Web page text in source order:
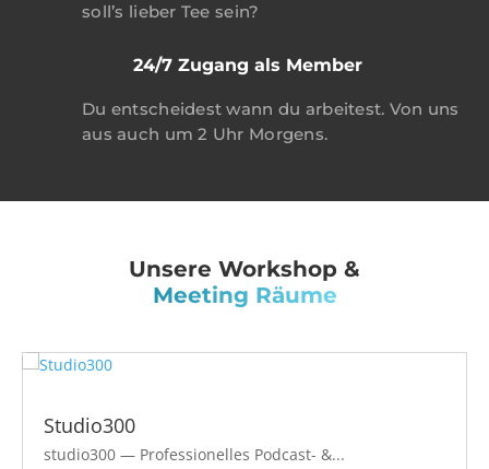
soll’s lieber Tee sein?
24/7 Zugang als Member
Du entscheidest wann du arbeitest. Von uns
aus auch um 2 Uhr Morgens.
Unsere Workshop &
Meeting Räume
Studio300
studio300 — Professionelles Podcast- &...